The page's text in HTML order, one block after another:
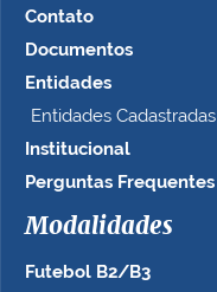
o
t
a
n
o
o
Contato
Documentos
Entidades
Entidades Cadastradas
Institucional
Perguntas Frequentes
Modalidades
Futebol B2/B3